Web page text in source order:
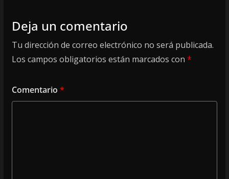
Deja un comentario
Tu dirección de correo electrónico no será publicada.
Los campos obligatorios están marcados con *
Comentario *